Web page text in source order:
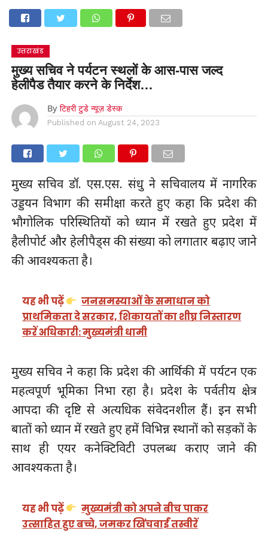
उत्तराखंड
मुख्य सचिव ने पर्यटन स्थलों के आस-पास जल्द
हेलीपैड तैयार करने के निर्देश…
By टिहरी टुडे न्यूज़ डेस्क
Published on August 24, 2023
मुख्य सचिव डॉ. एस.एस. संधु ने सचिवालय में नागरिक
उड्डयन विभाग की समीक्षा करते हुए कहा कि प्रदेश की
भौगोलिक परिस्थितियों को ध्यान में रखते हुए प्रदेश में
हैलीपोर्ट और हेलीपैड्स की संख्या को लगातार बढ़ाए जाने
की आवश्यकता है।
यह भी पढ़ें
जनसमस्याओं के समाधान को
प्राथमिकता दे सरकार, शिकायतों का शीघ्र निस्तारण
करें अधिकारी: मुख्यमंत्री धामी
मुख्य सचिव ने कहा कि प्रदेश की आर्थिकी में पर्यटन एक
महत्वपूर्ण भूमिका निभा रहा है। प्रदेश के पर्वतीय क्षेत्र
आपदा की दृष्टि से अत्यधिक संवेदनशील हैं। इन सभी
बातों को ध्यान में रखते हुए हमें विभिन्न स्थानों को सड़कों के
साथ ही एयर कनेक्टिविटी उपलब्ध कराए जाने की
आवश्यकता है।
यह भी पढ़ें
मुख्यमंत्री को अपने बीच पाकर
उत्साहित हुए बच्चे, जमकर खिंचवाईं तस्वीरें